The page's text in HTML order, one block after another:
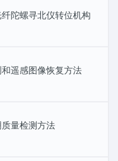
陀螺寻北仪转位机构
遥感图像恢复方法
量检测方法